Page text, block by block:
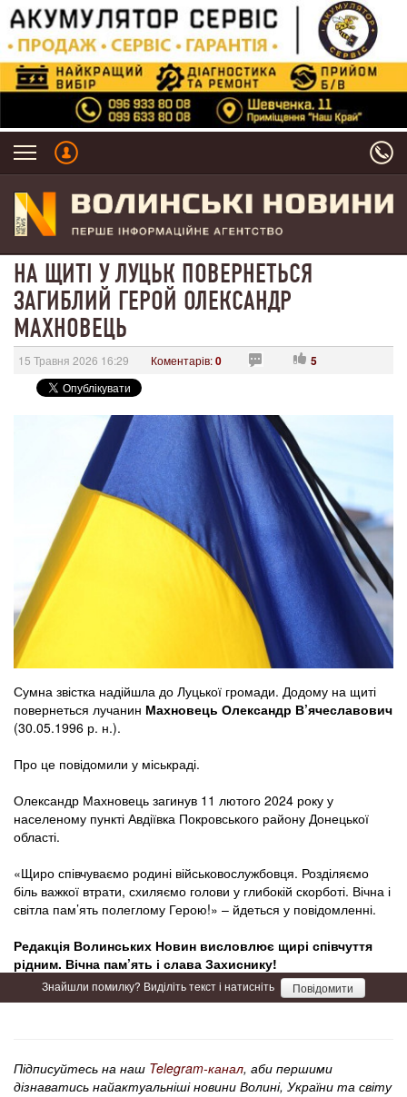
НА ЩИТІ У ЛУЦЬК ПОВЕРНЕТЬСЯ
ЗАГИБЛИЙ ГЕРОЙ ОЛЕКСАНДР
МАХНОВЕЦЬ
15 Травня 2026 16:29 Коментарів:0 5
Сумна звістка надійшла до Луцької громади. Додому на щиті
повернеться лучанин Махновець Олександр В’ячеславович
(30.05.1996 р. н.).
Про це повідомили у міськраді.
Олександр Махновець загинув 11 лютого 2024 року у
населеному пункті Авдіївка Покровського району Донецької
області.
«Щиро співчуваємо родині військовослужбовця. Розділяємо
біль важкої втрати, схиляємо голови у глибокій скорботі. Вічна і
світла пам’ять полеглому Герою!» – йдеться у повідомленні.
Редакція Волинських Новин висловлює щирі співчуття
рідним. Вічна пам’ять і слава Захиснику!
Знайшли помилку? Виділіть текст і натисніть Повідомити
Підписуйтесь на наш Telegram-канал, аби першими
дізнаватись найактуальніші новини Волині, України та світу